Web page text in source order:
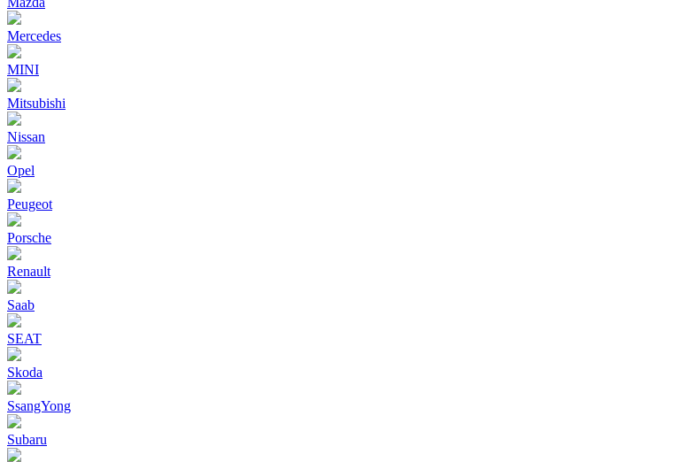
Mercedes
MINI
Mitsubishi
Nissan
Opel
Peugeot
Porsche
Renault
Saab
SEAT
Skoda
SsangYong
Subaru